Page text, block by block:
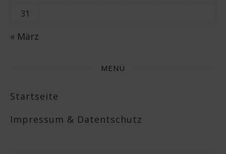
31
« März
MENÜ
Startseite
Impressum & Datentschutz